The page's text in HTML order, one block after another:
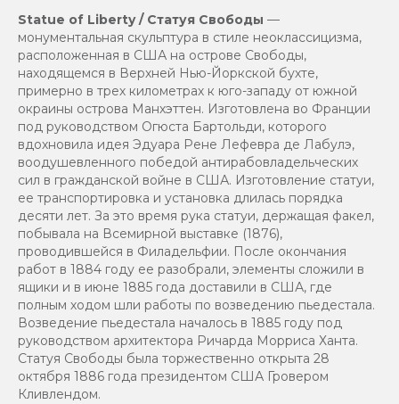
Statue of Liberty / Статуя Свободы —
монументальная скульптура в стиле неоклассицизма,
расположенная в США на острове Свободы,
находящемся в Верхней Нью-Йоркской бухте,
примерно в трех километрах к юго-западу от южной
окраины острова Манхэттен. Изготовлена во Франции
под руководством Огюста Бартольди, которого
вдохновила идея Эдуара Рене Лефевра де Лабулэ,
воодушевленного победой антирабовладельческих
сил в гражданской войне в США. Изготовление статуи,
ее транспортировка и установка длилась порядка
десяти лет. За это время рука статуи, держащая факел,
побывала на Всемирной выставке (1876),
проводившейся в Филадельфии. После окончания
работ в 1884 году ее разобрали, элементы сложили в
ящики и в июне 1885 года доставили в США, где
полным ходом шли работы по возведению пьедестала.
Возведение пьедестала началось в 1885 году под
руководством архитектора Ричарда Морриса Ханта.
Статуя Свободы была торжественно открыта 28
октября 1886 года президентом США Гровером
Кливлендом.